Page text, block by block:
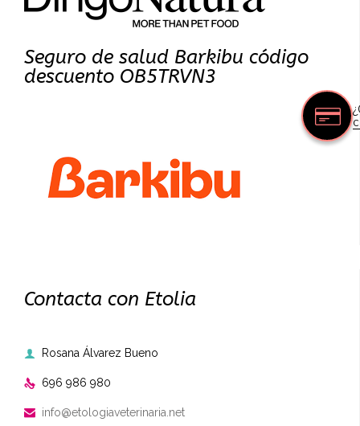
Seguro de salud Barkibu código
descuento OB5TRVN3
Contacta con Etolia
 Rosana Álvarez Bueno
 696 986 980
 info@etologiaveterinaria.net